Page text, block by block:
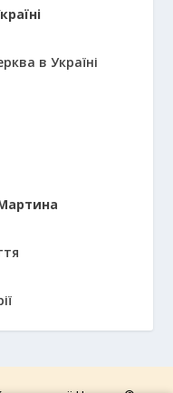
в Україні